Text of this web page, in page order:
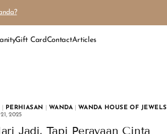
Gift CardContactArticles
PERHIASAN WANDA
WANDA HOUSE OF JEWELS
2025
Jadi, Tapi Perayaan Cinta